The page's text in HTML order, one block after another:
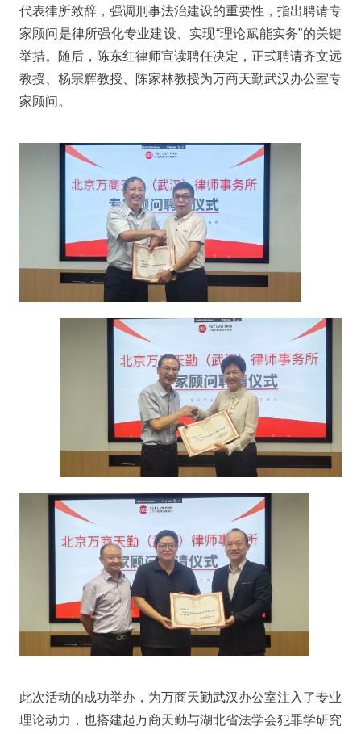
代表律所致辞，强调刑事法治建设的重要性，指出聘请专
家顾问是律所强化专业建设、实现“理论赋能实务”的关键
举措。随后，陈东红律师宣读聘任决定，正式聘请齐文远
教授、杨宗辉教授、陈家林教授为万商天勤武汉办公室专
家顾问。
此次活动的成功举办，为万商天勤武汉办公室注入了专业
理论动力，也搭建起万商天勤与湖北省法学会犯罪学研究